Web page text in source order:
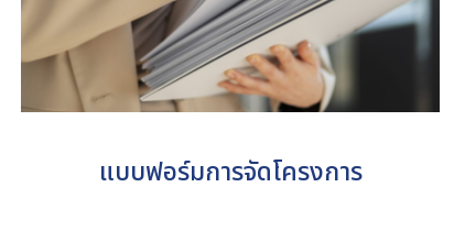
แบบฟอร์มการจัดโครงการ